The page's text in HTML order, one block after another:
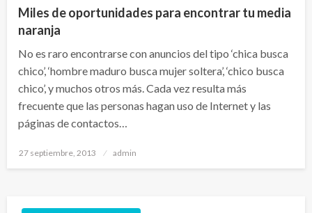
Miles de oportunidades para encontrar tu media
naranja
No es raro encontrarse con anuncios del tipo ‘chica busca
chico’, ‘hombre maduro busca mujer soltera’, ‘chico busca
chico’, y muchos otros más. Cada vez resulta más
frecuente que las personas hagan uso de Internet y las
páginas de contactos…
Publicado
27 septiembre, 2013 admin